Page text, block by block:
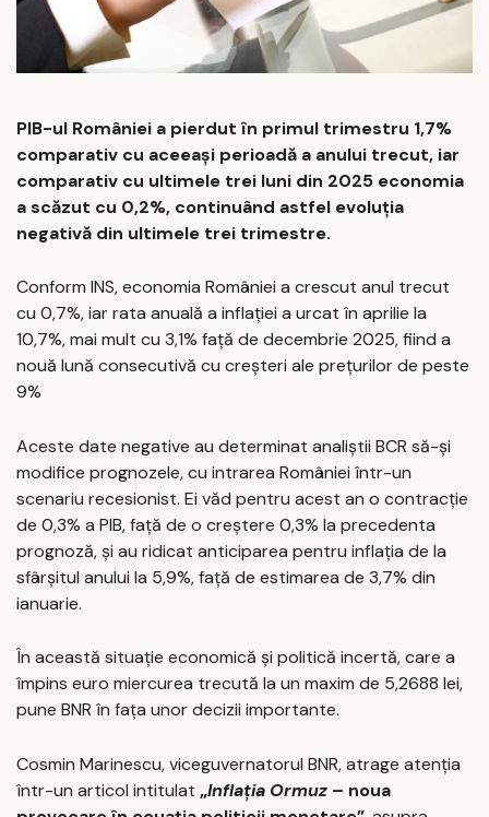
PIB-ul României a pierdut în primul trimestru 1,7%
comparativ cu aceeași perioadă a anului trecut, iar
comparativ cu ultimele trei luni din 2025 economia
a scăzut cu 0,2%, continuând astfel evoluția
negativă din ultimele trei trimestre.
Conform INS, economia României a crescut anul trecut
cu 0,7%, iar rata anuală a inflaţiei a urcat în aprilie la
10,7%, mai mult cu 3,1% față de decembrie 2025, fiind a
nouă lună consecutivă cu creşteri ale prețurilor de peste
9%
Aceste date negative au determinat analiștii BCR să-și
modifice prognozele, cu intrarea României într-un
scenariu recesionist. Ei văd pentru acest an o contracţie
de 0,3% a PIB, față de o creștere 0,3% la precedenta
prognoză, și au ridicat anticiparea pentru inflația de la
sfârșitul anului la 5,9%, față de estimarea de 3,7% din
ianuarie.
În această situație economică și politică incertă, care a
împins euro miercurea trecută la un maxim de 5,2688 lei,
pune BNR în fața unor decizii importante.
Cosmin Marinescu, viceguvernatorul BNR, atrage atenția
într-un articol intitulat „Inflația Ormuz – noua